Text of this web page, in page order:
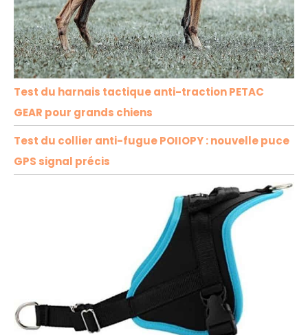
Test du harnais tactique anti-traction PETAC
GEAR pour grands chiens
Test du collier anti-fugue POIIOPY : nouvelle puce
GPS signal précis